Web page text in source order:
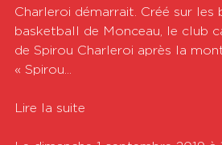
Charleroi démarrait. Créé sur les
basketball de Monceau, le club
de Spirou Charleroi après la
« Spirou...
Lire la suite